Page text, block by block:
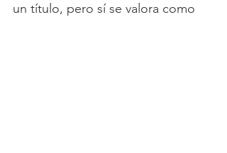
un título, pero sí se valora como